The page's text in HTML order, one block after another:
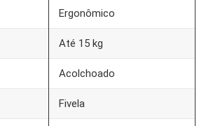
Ergonômico
Até 15 kg
Acolchoado
Fivela